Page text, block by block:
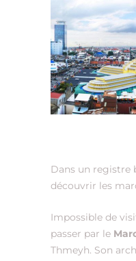
Dans un registre
découvrir les
Impossible de
passer par le
Thmeyh. Son